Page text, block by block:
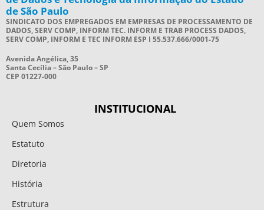
de São Paulo
SINDICATO DOS EMPREGADOS EM EMPRESAS DE PROCESSAMENTO DE
DADOS, SERV COMP, INFORM TEC. INFORM E TRAB PROCESS DADOS,
SERV COMP, INFORM E TEC INFORM ESP I 55.537.666/0001-75
Avenida Angélica, 35
Santa Cecília – São Paulo – SP
CEP 01227-000
INSTITUCIONAL
Quem Somos
Estatuto
Diretoria
História
Estrutura